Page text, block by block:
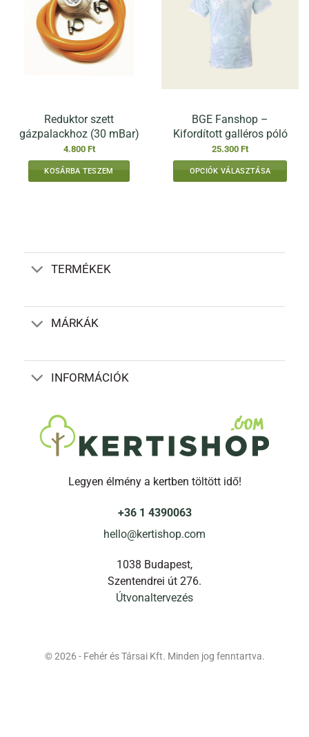
Reduktor szett
gázpalackhoz (30 mBar)
4.800 Ft
KOSÁRBA TESZEM
BGE Fanshop –
Kifordított galléros póló
25.300 Ft
OPCIÓK VÁLASZTÁSA
a
TERMÉKEK
MÁRKÁK
INFORMÁCIÓK
Legyen élmény a kertben töltött idő!
+36 1 4390063
hello@kertishop.com
1038 Budapest,
Szentendrei út 276.
Útvonaltervezés
© 2026 - Fehér és Társai Kft. Minden jog fenntartva.